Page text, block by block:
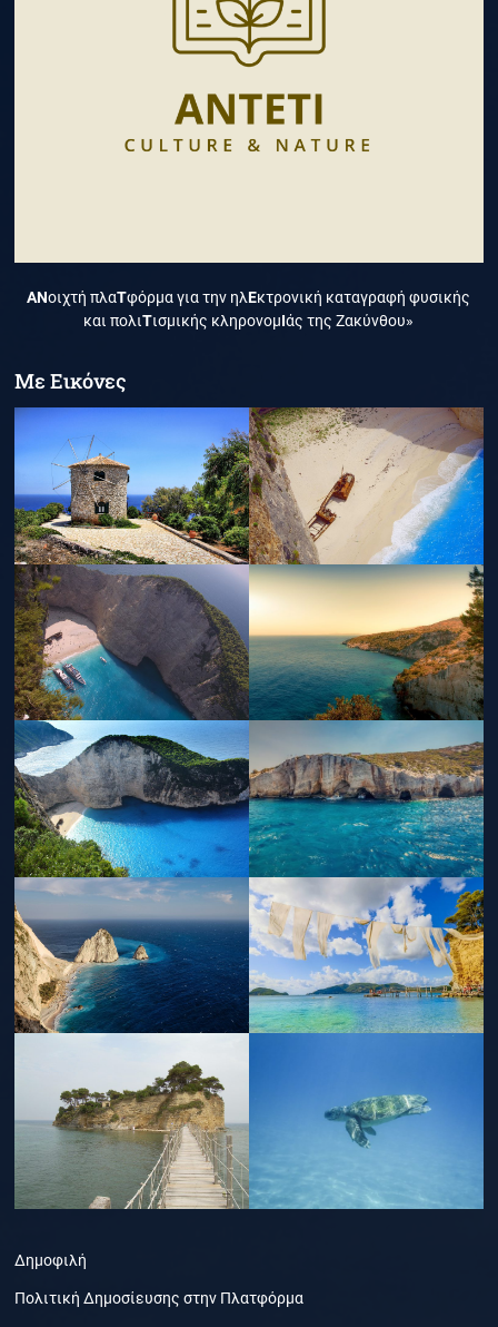
ΑΝοιχτή πλαΤφόρμα για την ηλΕκτρονική καταγραφή φυσικής
και πολιΤισμικής κληρονομΙάς της Ζακύνθου»
Με Εικόνες
Δημοφιλή
Πολιτική Δημοσίευσης στην Πλατφόρμα